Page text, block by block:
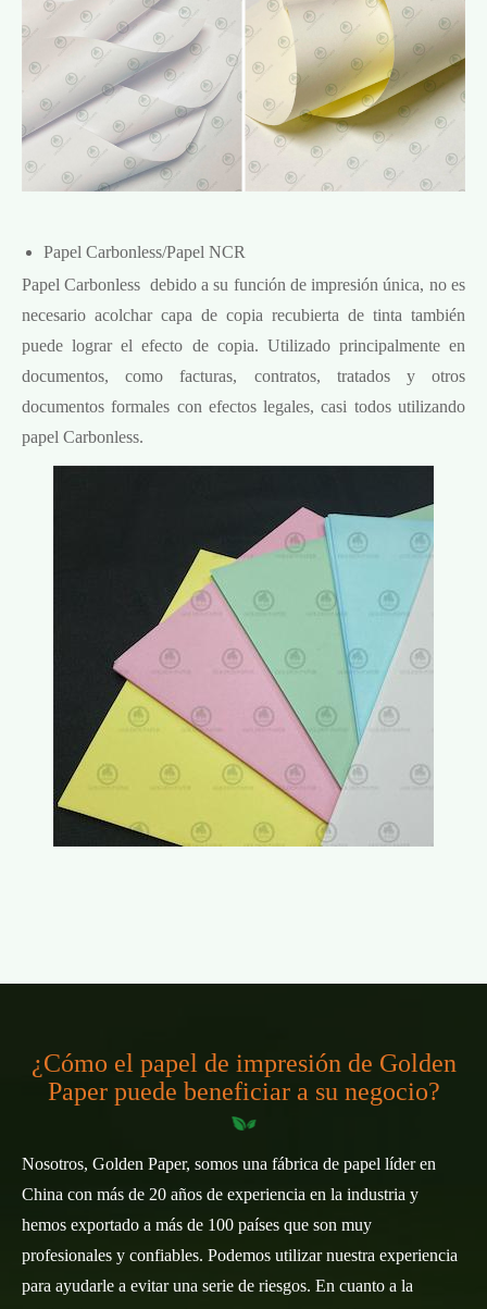
Papel Carbonless/Papel NCR
Papel Carbonless ‌ debido a su función de impresión única, no es
necesario acolchar capa de copia recubierta de tinta también
puede lograr el efecto de copia. Utilizado principalmente en
documentos, como facturas, contratos, tratados y otros
documentos formales con efectos legales, casi todos utilizando
papel Carbonless.
¿Cómo el papel de impresión de Golden
Paper puede beneficiar a su negocio?
Nosotros, Golden Paper, somos una fábrica de papel líder en
China con más de 20 años de experiencia en la industria y
hemos exportado a más de 100 países que son muy
profesionales y confiables. Podemos utilizar nuestra experiencia
para ayudarle a evitar una serie de riesgos. En cuanto a la